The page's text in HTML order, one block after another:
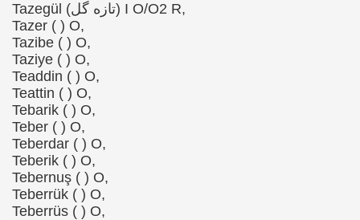
Tazegül (تازه گل) I O/O2 R,
Tazer ( ) O,
Tazibe ( ) O,
Taziye ( ) O,
Teaddin ( ) O,
Teattin ( ) O,
Tebarik ( ) O,
Teber ( ) O,
Teberdar ( ) O,
Teberik ( ) O,
Tebernuş ( ) O,
Teberrük ( ) O,
Teberrüs ( ) O,